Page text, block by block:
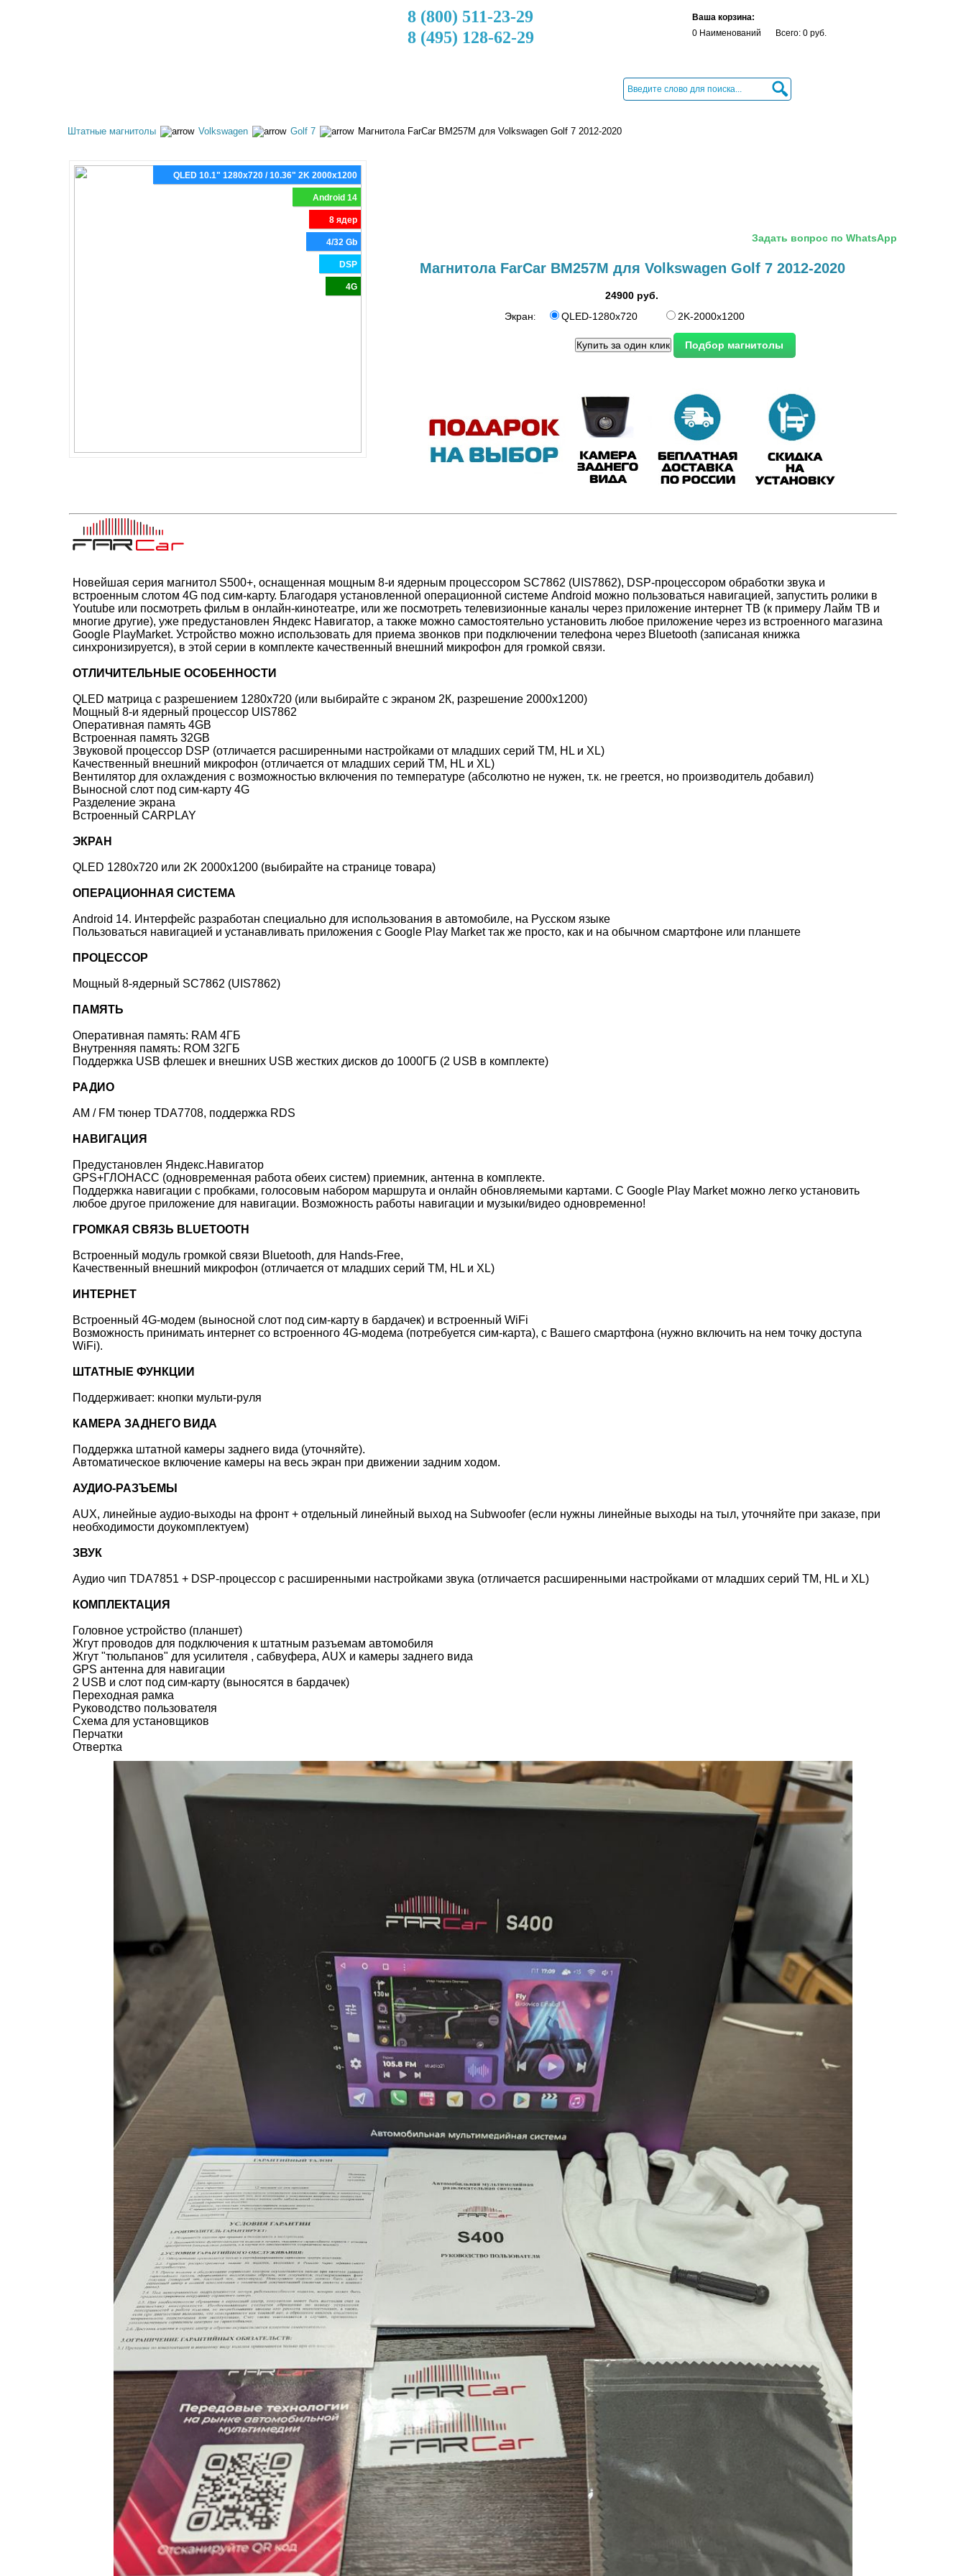
8 (800) 511-23-29
8 (495) 128-62-29
Ваша корзина:
0 Наименований
Всего: 0 руб.
Штатные магнитолы Volkswagen Golf 7 Магнитола FarCar BM257M для Volkswagen Golf 7 2012-2020
QLED 10.1" 1280x720 / 10.36" 2K 2000x1200
Android 14
8 ядер
4/32 Gb
DSP
4G
Задать вопрос по WhatsApp
Магнитола FarCar BM257M для Volkswagen Golf 7 2012-2020
24900 руб.
Экран: QLED-1280x720 2K-2000x1200
Новейшая серия магнитол S500+, оснащенная мощным 8-и ядерным процессором SC7862 (UIS7862), DSP-процессором обработки звука и
встроенным слотом 4G под сим-карту. Благодаря установленной операционной системе Android можно пользоваться навигацией, запустить ролики в
Youtube или посмотреть фильм в онлайн-кинотеатре, или же посмотреть телевизионные каналы через приложение интернет ТВ (к примеру Лайм ТВ и
многие другие), уже предустановлен Яндекс Навигатор, а также можно самостоятельно установить любое приложение через из встроенного магазина
Google PlayMarket. Устройство можно использовать для приема звонков при подключении телефона через Bluetooth (записаная книжка
синхронизируется), в этой серии в комплекте качественный внешний микрофон для громкой связи.
ОТЛИЧИТЕЛЬНЫЕ ОСОБЕННОСТИ
QLED матрица с разрешением 1280x720 (или выбирайте с экраном 2К, разрешение 2000x1200)
Мощный 8-и ядерный процессор UIS7862
Оперативная память 4GB
Встроенная память 32GB
Звуковой процессор DSP (отличается расширенными настройками от младших серий TM, HL и XL)
Качественный внешний микрофон (отличается от младших серий TM, HL и XL)
Вентилятор для охлаждения с возможностью включения по температуре (абсолютно не нужен, т.к. не греется, но производитель добавил)
Выносной слот под сим-карту 4G
Разделение экрана
Встроенный CARPLAY
ЭКРАН
QLED 1280x720 или 2K 2000x1200 (выбирайте на странице товара)
ОПЕРАЦИОННАЯ СИСТЕМА
Android 14. Интерфейс разработан специально для использования в автомобиле, на Русском языке
Пользоваться навигацией и устанавливать приложения с Google Play Market так же просто, как и на обычном смартфоне или планшете
ПРОЦЕССОР
Мощный 8-ядерный SC7862 (UIS7862)
ПАМЯТЬ
Оперативная память: RAM 4ГБ
Внутренняя память: ROM 32ГБ
Поддержка USB флешек и внешних USB жестких дисков до 1000ГБ (2 USB в комплекте)
РАДИО
AM / FM тюнер TDA7708, поддержка RDS
НАВИГАЦИЯ
Предустановлен Яндекс.Навигатор
GPS+ГЛОНАСС (одновременная работа обеих систем) приемник, антенна в комплекте.
Поддержка навигации с пробками, голосовым набором маршрута и онлайн обновляемыми картами. С Google Play Market можно легко установить
любое другое приложение для навигации. Возможность работы навигации и музыки/видео одновременно!
ГРОМКАЯ СВЯЗЬ BLUETOOTH
Встроенный модуль громкой связи Bluetooth, для Hands-Free,
Качественный внешний микрофон (отличается от младших серий TM, HL и XL)
ИНТЕРНЕТ
Встроенный 4G-модем (выносной слот под сим-карту в бардачек) и встроенный WiFi
Возможность принимать интернет со встроенного 4G-модема (потребуется сим-карта), с Вашего смартфона (нужно включить на нем точку доступа
WiFi).
ШТАТНЫЕ ФУНКЦИИ
Поддерживает: кнопки мульти-руля
КАМЕРА ЗАДНЕГО ВИДА
Поддержка штатной камеры заднего вида (уточняйте).
Автоматическое включение камеры на весь экран при движении задним ходом.
АУДИО-РАЗЪЕМЫ
AUX, линейные аудио-выходы на фронт + отдельный линейный выход на Subwoofer (если нужны линейные выходы на тыл, уточняйте при заказе, при
необходимости доукомплектуем)
ЗВУК
Аудио чип TDA7851 + DSP-процессор с расширенными настройками звука (отличается расширенными настройками от младших серий TM, HL и XL)
КОМПЛЕКТАЦИЯ
Головное устройство (планшет)
Жгут проводов для подключения к штатным разъемам автомобиля
Жгут "тюльпанов" для усилителя , сабвуфера, AUX и камеры заднего вида
GPS антенна для навигации
2 USB и слот под сим-карту (выносятся в бардачек)
Переходная рамка
Руководство пользователя
Схема для установщиков
Перчатки
Отвертка